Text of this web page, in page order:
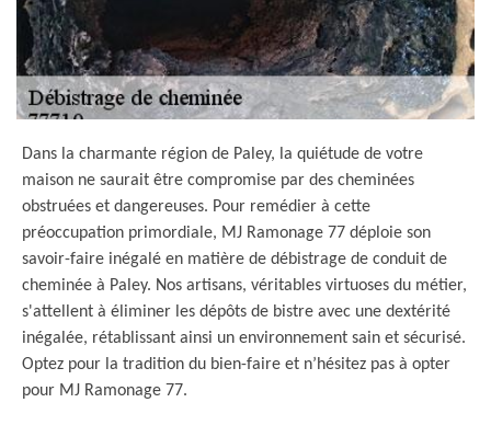
Dans la charmante région de Paley, la quiétude de votre
maison ne saurait être compromise par des cheminées
obstruées et dangereuses. Pour remédier à cette
préoccupation primordiale, MJ Ramonage 77 déploie son
savoir-faire inégalé en matière de débistrage de conduit de
cheminée à Paley. Nos artisans, véritables virtuoses du métier,
s'attellent à éliminer les dépôts de bistre avec une dextérité
inégalée, rétablissant ainsi un environnement sain et sécurisé.
Optez pour la tradition du bien-faire et n’hésitez pas à opter
pour MJ Ramonage 77.